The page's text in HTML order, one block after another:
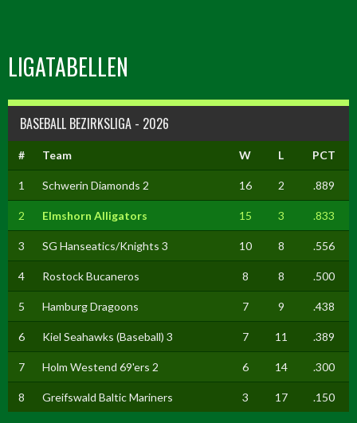
LIGATABELLEN
BASEBALL BEZIRKSLIGA - 2026
# Team W L PCT
1 Schwerin Diamonds 2 16 2 .889
2 Elmshorn Alligators 15 3 .833
3 SG Hanseatics/Knights 3 10 8 .556
4 Rostock Bucaneros 8 8 .500
5 Hamburg Dragoons 7 9 .438
6 Kiel Seahawks (Baseball) 3 7 11 .389
7 Holm Westend 69'ers 2 6 14 .300
8 Greifswald Baltic Mariners 3 17 .150